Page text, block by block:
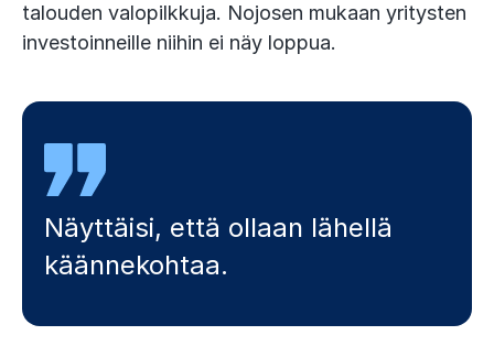
talouden valopilkkuja. Nojosen mukaan yritysten
investoinneille niihin ei näy loppua.
Näyttäisi, että ollaan lähellä
käännekohtaa.